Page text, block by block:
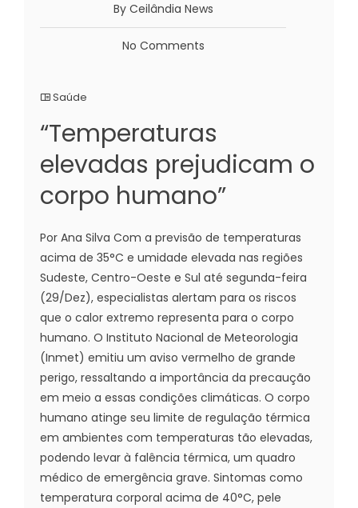
By Ceilândia News
No Comments
Saúde
“Temperaturas
elevadas prejudicam o
corpo humano”
Por Ana Silva Com a previsão de temperaturas
acima de 35°C e umidade elevada nas regiões
Sudeste, Centro-Oeste e Sul até segunda-feira
(29/Dez), especialistas alertam para os riscos
que o calor extremo representa para o corpo
humano. O Instituto Nacional de Meteorologia
(Inmet) emitiu um aviso vermelho de grande
perigo, ressaltando a importância da precaução
em meio a essas condições climáticas. O corpo
humano atinge seu limite de regulação térmica
em ambientes com temperaturas tão elevadas,
podendo levar à falência térmica, um quadro
médico de emergência grave. Sintomas como
temperatura corporal acima de 40°C, pele